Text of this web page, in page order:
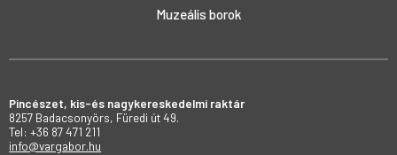
Muzeális borok
Pincészet, kis-és nagykereskedelmi raktár
8257 Badacsonyörs, Füredi út 49.
Tel: +36 87 471 211
info@vargabor.hu